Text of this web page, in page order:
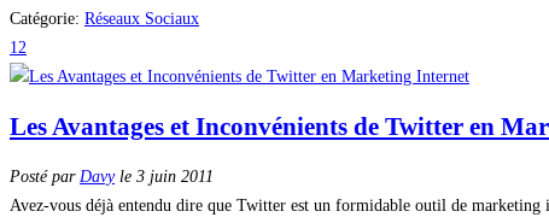
Catégorie: Réseaux Sociaux
12
Les Avantages et Inconvénients de Twitter en
Posté par Davyle 3 juin 2011
Avez-vous déjà entendu dire que Twitter est un formidable outil de